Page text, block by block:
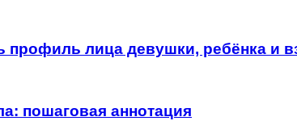
профиль лица девушки, ребёнка и
пошаговая аннотация